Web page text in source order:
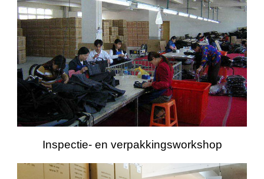
Inspectie- en verpakkingsworkshop